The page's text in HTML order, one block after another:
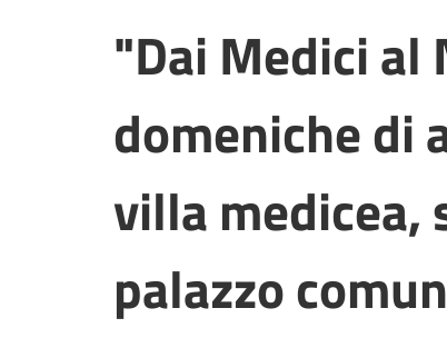
"Dai Medici al
domeniche di
villa medicea,
palazzo